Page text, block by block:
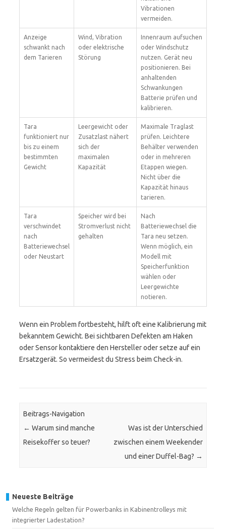
Vibrationen
vermeiden.
Anzeige
schwankt nach
dem Tarieren
Wind, Vibration
oder elektrische
Störung
Innenraum aufsuchen
oder Windschutz
nutzen. Gerät neu
positionieren. Bei
anhaltenden
Schwankungen
Batterie prüfen und
kalibrieren.
Tara
funktioniert nur
bis zu einem
bestimmten
Gewicht
Leergewicht oder
Zusatzlast nähert
sich der
maximalen
Kapazität
Maximale Traglast
prüfen. Leichtere
Behälter verwenden
oder in mehreren
Etappen wiegen.
Nicht über die
Kapazität hinaus
tarieren.
Tara
verschwindet
nach
Batteriewechsel
oder Neustart
Speicher wird bei
Stromverlust nicht
gehalten
Nach
Batteriewechsel die
Tara neu setzen.
Wenn möglich, ein
Modell mit
Speicherfunktion
wählen oder
Leergewichte
notieren.
Wenn ein Problem fortbesteht, hilft oft eine Kalibrierung mit
bekanntem Gewicht. Bei sichtbaren Defekten am Haken
oder Sensor kontaktiere den Hersteller oder setze auf ein
Ersatzgerät. So vermeidest du Stress beim Check-in.
Beitrags-Navigation
← Warum sind manche
Reisekoffer so teuer?
Was ist der Unterschied
zwischen einem Weekender
und einer Duffel-Bag? →
Neueste Beiträge
Welche Regeln gelten für Powerbanks in Kabinentrolleys mit
integrierter Ladestation?